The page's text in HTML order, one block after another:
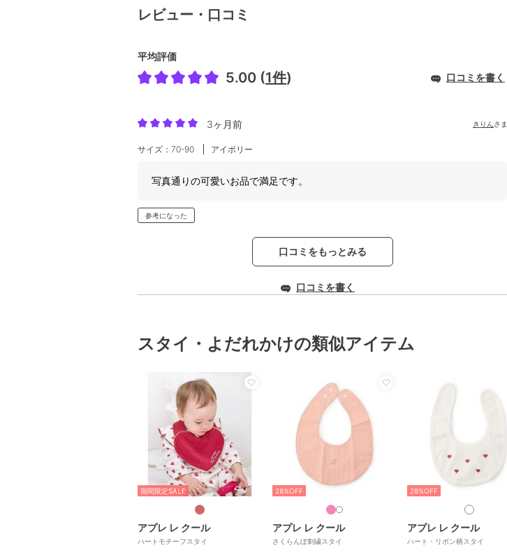
レビュー・口コミ
平均評価
5.00 (1件) 口コミを書く
3ヶ月前 きりん さま
サイズ：70-90 アイボリー
写真通りの可愛いお品で満足です。
参考になった
口コミをもっとみる
口コミを書く
スタイ・よだれかけの類似アイテム
期間限定SALE
アプレ レ クール
ハートモチーフスタイ
28%OFF
アプレ レ クール
さくらんぼ刺繍スタイ
28%OFF
アプレ レ クール
ハート・リボン柄スタイ